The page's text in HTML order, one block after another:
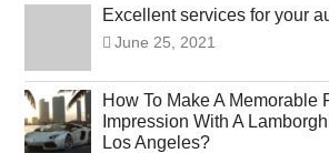
Excellent services for your
June 25, 2021
How To Make A Memorable
Impression With A
Los Angeles?